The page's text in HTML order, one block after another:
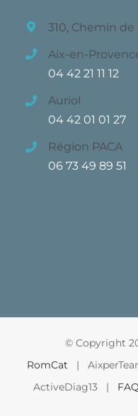
310, Chemin de
Aix-en-
04 42 21 11 12
Auriol
04 42 01 01 27
Région PACA
06 73 49 89 51
© Copyright
RomCat |
ActiveDiag13 | FAQ